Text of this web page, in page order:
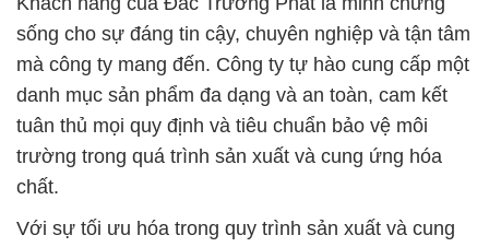
sống cho sự đáng tin cậy, chuyên nghiệp và tận tâm
mà công ty mang đến. Công ty tự hào cung cấp một
danh mục sản phẩm đa dạng và an toàn, cam kết
tuân thủ mọi quy định và tiêu chuẩn bảo vệ môi
trường trong quá trình sản xuất và cung ứng hóa
chất.
Với sự tối ưu hóa trong quy trình sản xuất và cung